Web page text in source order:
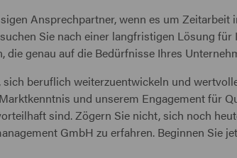
Ansprechpartner, wenn es um Zeitarbeit
Sie nach einer langfristigen Lösung für
genau auf die Bedürfnisse Ihres
beruflich weiterzuentwickeln und
und unserem Engagement für
sind. Zögern Sie nicht, sich noch
GmbH zu erfahren. Beginnen Sie